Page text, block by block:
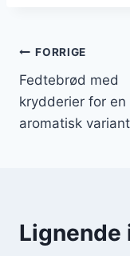
FORRIGE
Fedtebrød med
krydderier for en
aromatisk variant